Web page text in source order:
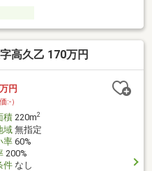
高久乙 170万円
万円
:-）
積220m2
域無指定
率60%
200%
件なし